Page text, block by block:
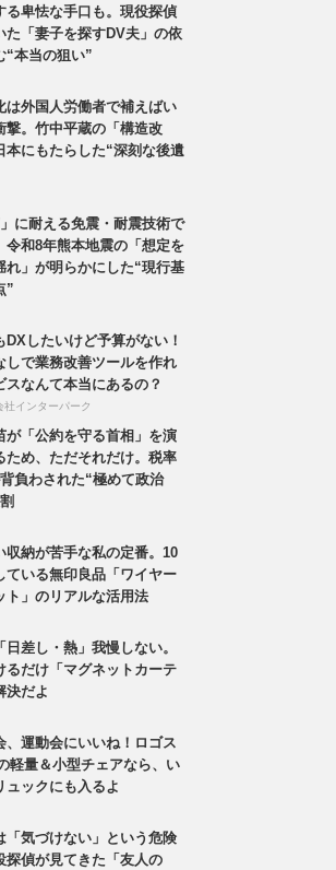
る卑怯な手口も。現役探偵
た「妻子を探すDV夫」の依
“本当の狙い”
は外国人労働者で補えばい
撃。竹中平蔵の「構造改
本にもたらした“深刻な後遺
」に耐える免震・耐震技術で
令和8年熊本地震の「想定を
れ」が明らかにした“現行基
”
DXしたいけど予算がない！
しで業務改善ツールを作れ
スなんて本当にあるの？
社インターパーク
が「公約を守る首相」を演
ため、ただそれだけ。税率
負わされた“極めて政治
収納が苦手な私の定番。10
ている無印良品「ワイヤー
ト」のリアルな活用法
日差し・熱」我慢しない。
るだけ「マグネットカーテ
決だよ
、運動会にいいね！ロゴス
軽量＆小型チェアなら、い
ュックにも入るよ
「気づけない」という危険
探偵が見てきた「友人の